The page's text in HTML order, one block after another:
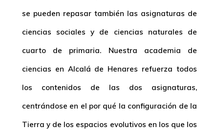
se pueden repasar también las asignaturas de
ciencias sociales y de ciencias naturales de
cuarto de primaria. Nuestra academia de
ciencias en Alcalá de Henares refuerza todos
los contenidos de las dos asignaturas,
centrándose en el por qué la configuración de la
Tierra y de los espacios evolutivos en los que los